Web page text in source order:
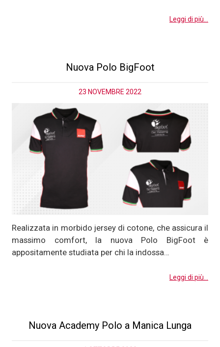
Leggi di più...
Nuova Polo BigFoot
23 NOVEMBRE 2022
Realizzata in morbido jersey di cotone, che assicura il
massimo comfort, la nuova Polo BigFoot è
appositamente studiata per chi la indossa…
Leggi di più...
Nuova Academy Polo a Manica Lunga